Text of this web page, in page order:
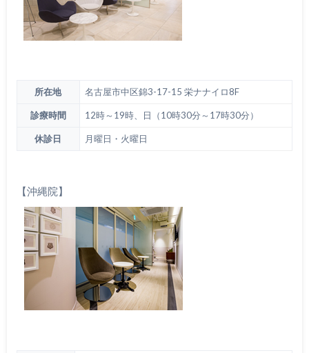
所在地 名古屋市中区錦3-17-15 栄ナナイロ8F
診療時間 12時～19時、日（10時30分～17時30分）
休診日 月曜日・火曜日
【沖縄院】